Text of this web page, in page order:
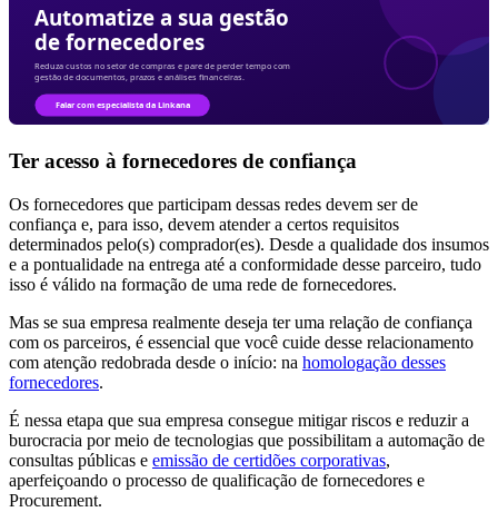
Ter acesso à fornecedores de confiança
Os fornecedores que participam dessas redes devem ser de
confiança e, para isso, devem atender a certos requisitos
determinados pelo(s) comprador(es). Desde a qualidade dos insumos
e a pontualidade na entrega até a conformidade desse parceiro, tudo
isso é válido na formação de uma rede de fornecedores.
Mas se sua empresa realmente deseja ter uma relação de confiança
com os parceiros, é essencial que você cuide desse relacionamento
com atenção redobrada desde o início: na homologação desses
fornecedores.
É nessa etapa que sua empresa consegue mitigar riscos e reduzir a
burocracia por meio de tecnologias que possibilitam a automação de
consultas públicas e emissão de certidões corporativas,
aperfeiçoando o processo de qualificação de fornecedores e
Procurement.